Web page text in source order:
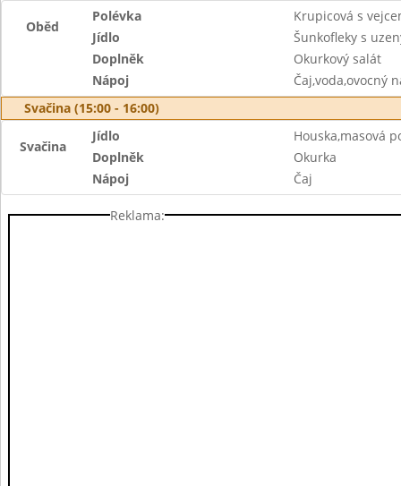
Oběd
Polévka
Krupicová s
Jídlo
Šunkofleky s
Doplněk
Okurkový salát
Nápoj
Čaj,voda,ovocný
Svačina (15:00 - 16:00)
Svačina
Jídlo
Houska,masová
Doplněk
Okurka
Nápoj
Čaj
Reklama: